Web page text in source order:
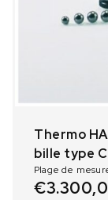
Thermo
bille type C
Plage de
€